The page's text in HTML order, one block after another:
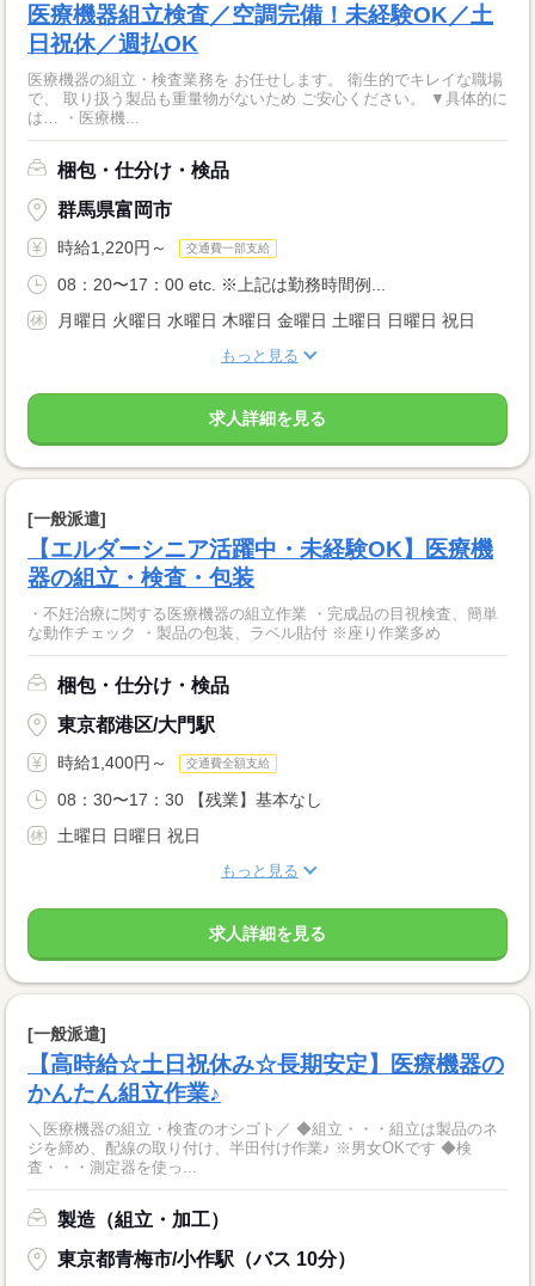
医療機器組立検査／空調完備！未経験OK／土
日祝休／週払OK
医療機器の組立・検査業務を お任せします。 衛生的でキレイな職場
で、 取り扱う製品も重量物がないため ご安心ください。 ▼具体的に
は… ・医療機...
梱包・仕分け・検品
群馬県富岡市
時給1,220円～ 交通費一部支給
08：20〜17：00 etc. ※上記は勤務時間例...
月曜日 火曜日 水曜日 木曜日 金曜日 土曜日 日曜日 祝日
もっと見る
求人詳細を見る
[一般派遣]
【エルダーシニア活躍中・未経験OK】医療機
器の組立・検査・包装
・不妊治療に関する医療機器の組立作業 ・完成品の目視検査、簡単
な動作チェック ・製品の包装、ラベル貼付 ※座り作業多め
梱包・仕分け・検品
東京都港区/大門駅
時給1,400円～ 交通費全額支給
08：30〜17：30 【残業】基本なし
土曜日 日曜日 祝日
もっと見る
求人詳細を見る
[一般派遣]
【高時給☆土日祝休み☆長期安定】医療機器の
かんたん組立作業♪
＼医療機器の組立・検査のオシゴト／ ◆組立・・・組立は製品のネ
ジを締め、配線の取り付け、半田付け作業♪ ※男女OKです ◆検
査・・・測定器を使っ...
製造（組立・加工）
東京都青梅市/小作駅（バス 10分）